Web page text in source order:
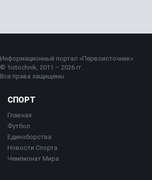
Информационный портал «Первоисточник»
© 1istochnik, 2011 – 2026 гг.
Все права защищены
СПОРТ
Главная
Футбол
Единоборства
Новости Спорта
Чемпионат Мира